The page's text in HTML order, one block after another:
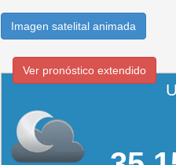
Imagen satelital animada
Ver pronóstico extendido